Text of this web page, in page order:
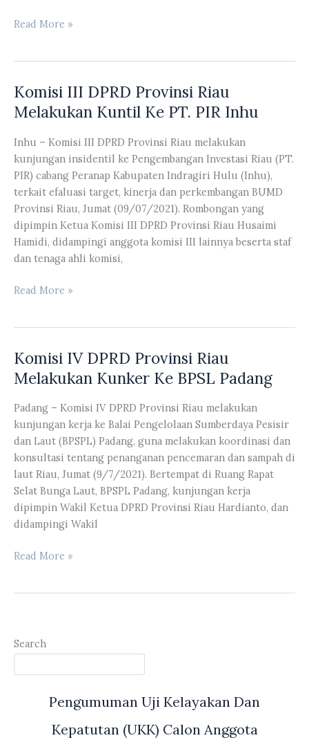
Komisi
Riau
Menerima
Gabungan
Banggar
DPRD
Kabupaten
Kuantan
Singingi
Dan
Banmus
Kabupaten
Read More »
Komisi III DPRD Provinsi Riau
Melakukan Kuntil Ke PT. PIR Inhu
Inhu – Komisi III DPRD Provinsi Riau melakukan
kunjungan insidentil ke Pengembangan Investasi Riau (PT.
PIR) cabang Peranap Kabupaten Indragiri Hulu (Inhu),
terkait efaluasi target, kinerja dan perkembangan BUMD
Provinsi Riau, Jumat (09/07/2021). Rombongan yang
dipimpin Ketua Komisi III DPRD Provinsi Riau Husaimi
Hamidi, didampingi anggota komisi III lainnya beserta staf
dan tenaga ahli komisi,
Komisi
Riau
Melakukan
Ke
PT.
PIR
Inhu
Read More »
Komisi IV DPRD Provinsi Riau
Melakukan Kunker Ke BPSL Padang
Padang – Komisi IV DPRD Provinsi Riau melakukan
kunjungan kerja ke Balai Pengelolaan Sumberdaya Pesisir
dan Laut (BPSPL) Padang, guna melakukan koordinasi dan
konsultasi tentang penanganan pencemaran dan sampah di
laut Riau, Jumat (9/7/2021). Bertempat di Ruang Rapat
Selat Bunga Laut, BPSPL Padang, kunjungan kerja
dipimpin Wakil Ketua DPRD Provinsi Riau Hardianto, dan
didampingi Wakil
Komisi
Melakukan
Kunker
Ke
Read More »
Search
Pengumuman Uji Kelayakan Dan
Kepatutan (UKK) Calon Anggota